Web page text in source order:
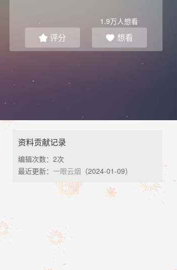
1.9万人想看
 评分  想看
资料贡献记录
编辑次数： 2次
最近更新： 一眼云烟 （2024-01-09）